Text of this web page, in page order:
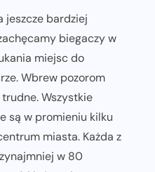
jeszcze bardziej
biegaczy w
miejsc do
Wbrew pozorom
Wszystkie
są w promieniu kilku
miasta. Każda z
w 80